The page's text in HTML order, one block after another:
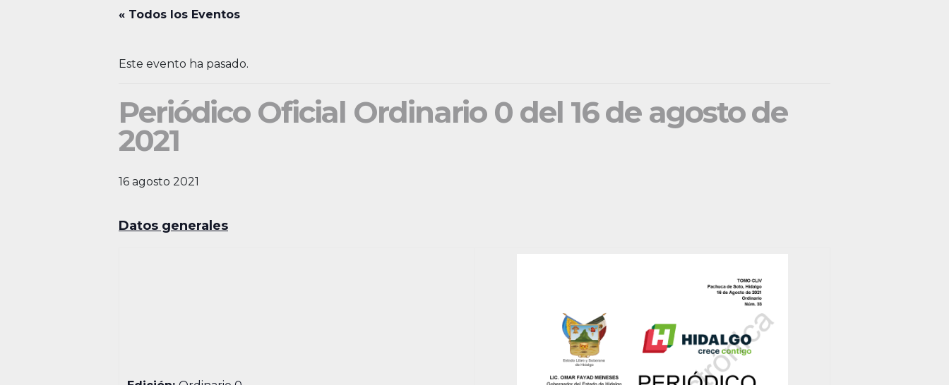
« Todos los Eventos
Este evento ha pasado.
Periódico Oficial Ordinario 0 del 16 de agosto de
2021
16 agosto 2021
Datos generales